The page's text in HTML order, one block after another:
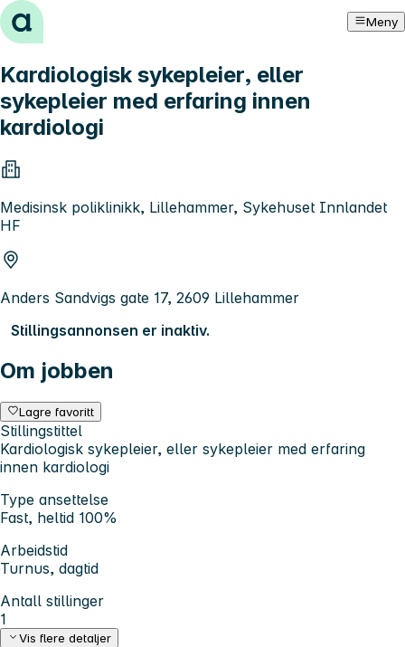
Hopp til innhold Meny
Kardiologisk sykepleier, eller
sykepleier med erfaring innen
kardiologi
Medisinsk poliklinikk, Lillehammer, Sykehuset Innlandet
HF
Anders Sandvigs gate 17, 2609 Lillehammer
Stillingsannonsen er inaktiv.
Om jobben
Lagre favoritt
Stillingstittel
Kardiologisk sykepleier, eller sykepleier med erfaring
innen kardiologi
Type ansettelse
Fast, heltid 100%
Arbeidstid
Turnus, dagtid
Antall stillinger
1
Vis flere detaljer